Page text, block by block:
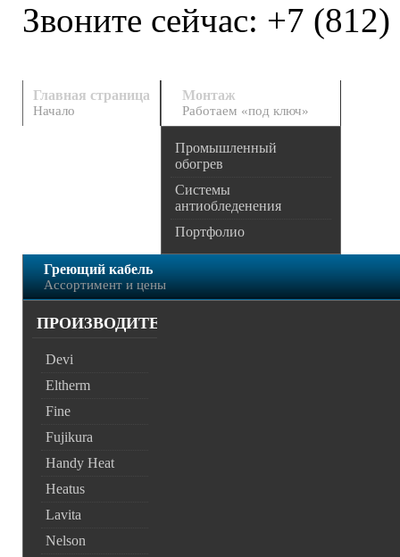
Звоните сейчас: +7 (812)
Главная страница
Начало
Монтаж
Работаем «под ключ»
Промышленный
обогрев
Системы
антиобледенения
Портфолио
Греющий кабель
Ассортимент и цены
ПРОИЗВОДИТЕЛИ
Devi
Eltherm
Fine
Fujikura
Handy Heat
Heatus
Lavita
Nelson